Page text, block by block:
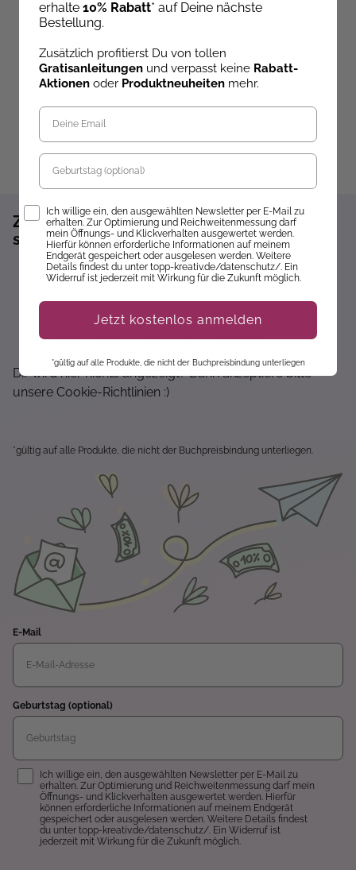
Ab dem 09.10.26
versandbereit
Zum Newsletter anmelden und 10%
sparen!*
Sofort 10% Rabatt auf die nächste Bestellung
Gratisanleitungen per Newsletter erhalten
Dir wird hier nichts angezeigt? Dann akzeptiere bitte
unsere Cookie-Richtlinien :)
*gültig auf alle Produkte, die nicht der Buchpreisbindung unterliegen.
E-Mail
Geburtstag (optional)
Einwilligung
Ich willige ein, den ausgewählten Newsletter per E-Mail zu
erhalten. Zur Optimierung und Reichweitenmessung darf mein
Öffnungs- und Klickverhalten ausgewertet werden. Hierfür
können erforderliche Informationen auf meinem Endgerät
gespeichert oder ausgelesen werden. Weitere Details findest
du unter topp-kreativ.de/datenschutz/. Ein Widerruf ist
jederzeit mit Wirkung für die Zukunft möglich.
erhalte 10% Rabatt* auf Deine nächste
Bestellung.
Zusätzlich profitierst Du von tollen
Gratisanleitungen und verpasst keine Rabatt-
Aktionen oder Produktneuheiten mehr.
Geburtstag
Opt-InIch willige ein, den ausgewählten Newsletter per E-Mail zu
erhalten. Zur Optimierung und Reichweitenmessung darf
mein Öffnungs- und Klickverhalten ausgewertet werden.
Hierfür können erforderliche Informationen auf meinem
Endgerät gespeichert oder ausgelesen werden. Weitere
Details findest du unter topp-kreativ.de/datenschutz/. Ein
Widerruf ist jederzeit mit Wirkung für die Zukunft möglich.
Jetzt kostenlos anmelden
*gültig auf alle Produkte, die nicht der Buchpreisbindung unterliegen